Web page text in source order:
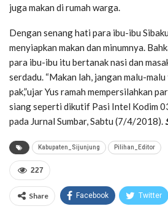
juga makan di rumah warga.
Dengan senang hati para ibu-ibu
menyiapkan makan dan minumnya.
para ibu-ibu itu bertanak nasi dan
serdadu. “Makan lah, jangan malu-
pak,”ujar Yus ramah mempersilahkan
siang seperti dikutif Pasi Intel Kodim
pada Jurnal Sumbar, Sabtu (7/4/2018).
Kabupaten_Sijunjung Pilihan_Editor
227
Share Facebook Twitter